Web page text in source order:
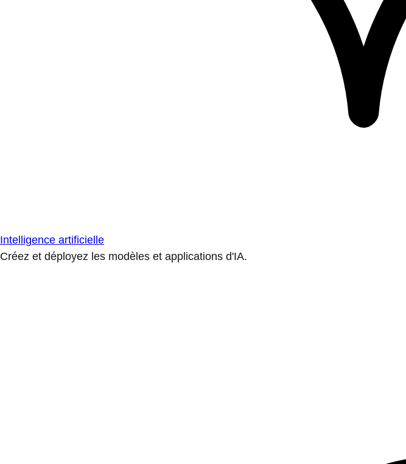
Intelligence artificielle
Créez et déployez les modèles et applications d'IA.